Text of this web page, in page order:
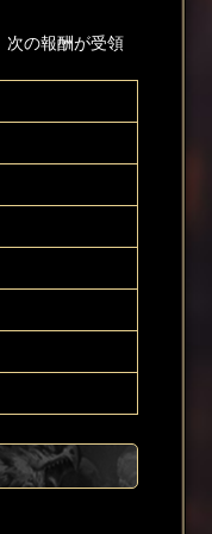
次の報酬が受領